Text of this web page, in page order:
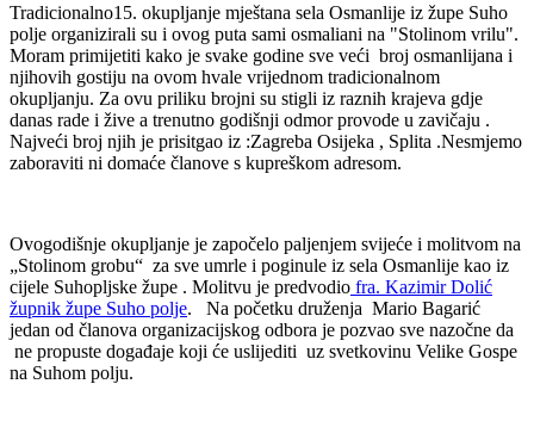
Tradicionalno15. okupljanje mještana sela Osmanlije iz župe Suho
polje organizirali su i ovog puta sami osmaliani na "Stolinom vrilu".
Moram primijetiti kako je svake godine sve veći broj osmanlijana i
njihovih gostiju na ovom hvale vrijednom tradicionalnom
okupljanju. Za ovu priliku brojni su stigli iz raznih krajeva gdje
danas rade i žive a trenutno godišnji odmor provode u zavičaju .
Najveći broj njih je prisitgao iz :Zagreba Osijeka , Splita .Nesmjemo
zaboraviti ni domaće članove s kupreškom adresom.
Ovogodišnje okupljanje je započelo paljenjem svijeće i molitvom na
„Stolinom grobu“ za sve umrle i poginule iz sela Osmanlije kao iz
cijele Suhopljske župe . Molitvu je predvodio fra. Kazimir Dolić
župnik župe Suho polje. Na početku druženja Mario Bagarić
jedan od članova organizacijskog odbora je pozvao sve nazočne da
ne propuste događaje koji će uslijediti uz svetkovinu Velike Gospe
na Suhom polju.